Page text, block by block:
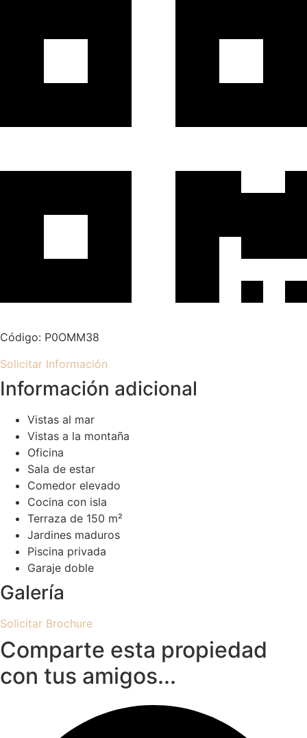
Código: P0OMM38
Solicitar Información
Información adicional
Vistas al mar
Vistas a la montaña
Oficina
Sala de estar
Comedor elevado
Cocina con isla
Terraza de 150 m²
Jardines maduros
Piscina privada
Garaje doble
Galería
Solicitar Brochure
Comparte esta propiedad
con tus amigos...